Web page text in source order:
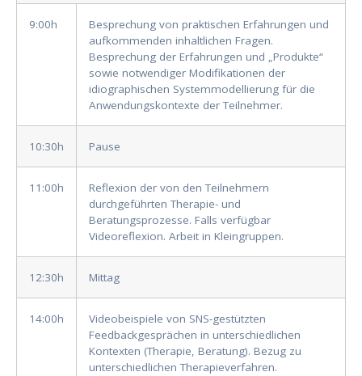
9:00h
Besprechung von praktischen Erfahrungen und
aufkommenden inhaltlichen Fragen.
Besprechung der Erfahrungen und „Produkte“
sowie notwendiger Modifikationen der
idiographischen Systemmodellierung für die
Anwendungskontexte der Teilnehmer.
10:30h Pause
11:00h
Reflexion der von den Teilnehmern
durchgeführten Therapie- und
Beratungsprozesse. Falls verfügbar
Videoreflexion. Arbeit in Kleingruppen.
12:30h Mittag
14:00h
Videobeispiele von SNS-gestützten
Feedbackgesprächen in unterschiedlichen
Kontexten (Therapie, Beratung). Bezug zu
unterschiedlichen Therapieverfahren.